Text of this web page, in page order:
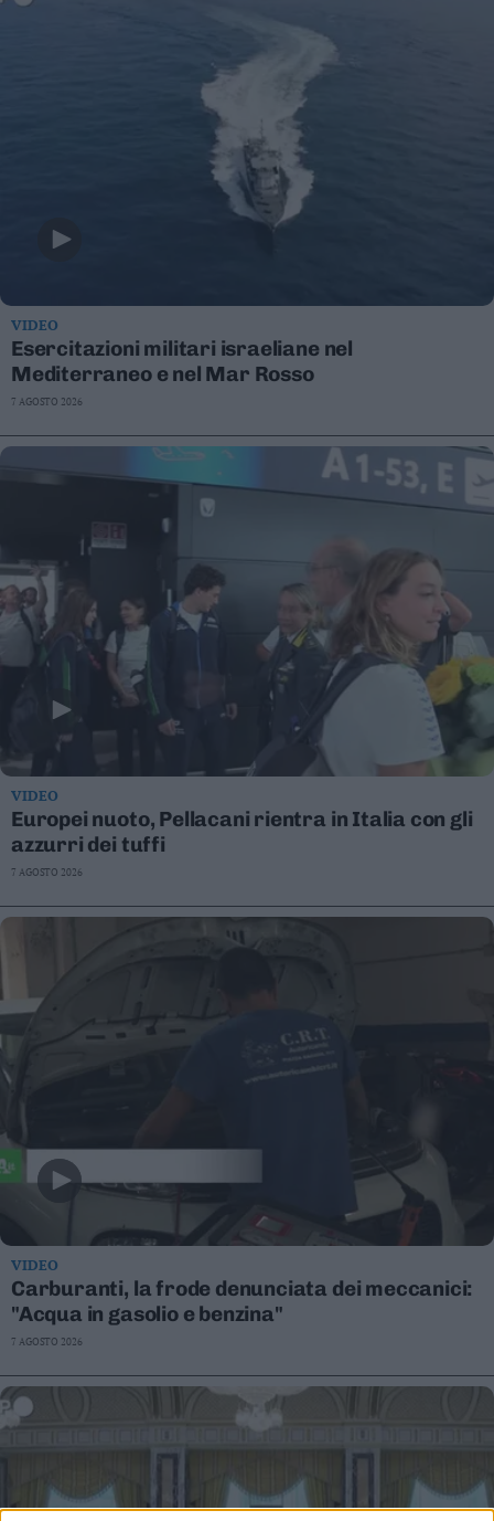
VIDEO
Esercitazioni militari israeliane nel
Mediterraneo e nel Mar Rosso
7 AGOSTO 2026
VIDEO
Europei nuoto, Pellacani rientra in Italia con gli
azzurri dei tuffi
7 AGOSTO 2026
VIDEO
Carburanti, la frode denunciata dei meccanici:
"Acqua in gasolio e benzina"
7 AGOSTO 2026